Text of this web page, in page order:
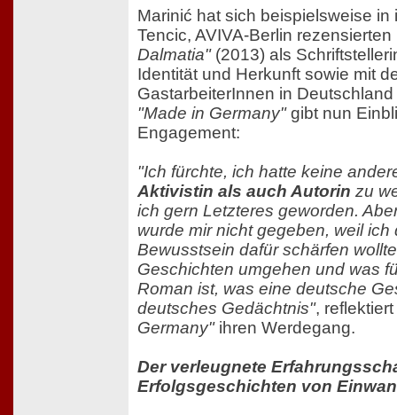
Marinić hat sich beispielsweise in
Tencic, AVIVA-Berlin
Dalmatia"(2013) als
Identität und Herkunft sowie mit
GastarbeiterInnen in
"Made in Germany"gibt nun
Engagement:
"Ich fürchte, ich hatte keine
Aktivistin als auch Autorin zu
ich gern Letzteres geworden.
wurde mir nicht gegeben, weil
Bewusstsein dafür schärfen
Geschichten umgehen und was
Roman ist, was eine deutsche
deutsches Gedächtnis",
Germany"ihren Werdegang.
Der verleugnete
Erfolgsgeschichten von